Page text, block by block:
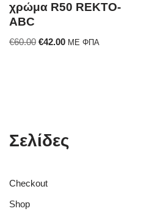
χρώμα R50 REKTO-
ABC
€60.00 €42.00 ΜΕ ΦΠΑ
Σελίδες
Checkout
Shop